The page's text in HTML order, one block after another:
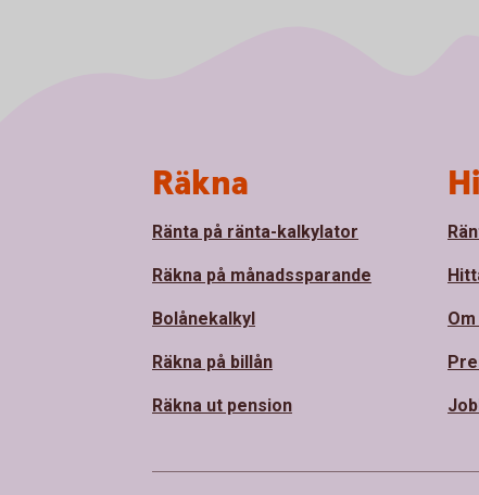
Räkna
Ränta på ränta-kalkylator
Räkna på månadssparande
Bolånekalkyl
Räkna på billån
Räkna ut pension